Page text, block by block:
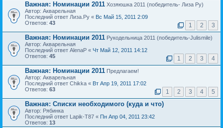
Важная: Номинации 2011 Хозяюшка 2011 (победитель- Лиза Ру)
Автор: Акварельная
Последний ответ Лиза.Ру « Вс Май 15, 2011 2:09
Ответов: 43 1 2 3
Важная: Номинации 2011 Рукодельница 2011 (победитель-Julismile)
Автор: Акварельная
Последний ответ AlenaP « Чт Май 12, 2011 14:12
Ответов: 45 1 2 3 4
Важная: Номинации 2011 Предлагаем!
Автор: Акварельная
Последний ответ Chikka « Вт Апр 19, 2011 17:02
Ответов: 63 1 2 3 4 5
Важная: Списки необходимого (куда и что)
Автор: Рябинка
Последний ответ Lapik-T87 « Пн Апр 04, 2011 23:42
Ответов: 13